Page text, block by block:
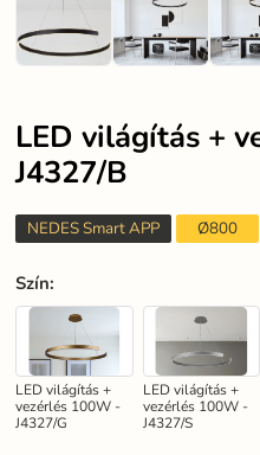
LED világítás +
J4327/B
NEDES Smart APP Ø800
Szín:
LED világítás +
vezérlés 100W -
J4327/G
LED világítás +
vezérlés 100W -
J4327/S